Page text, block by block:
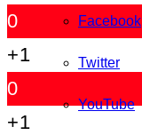
Facebook
Twitter
YouTube
0
+1
0
+1